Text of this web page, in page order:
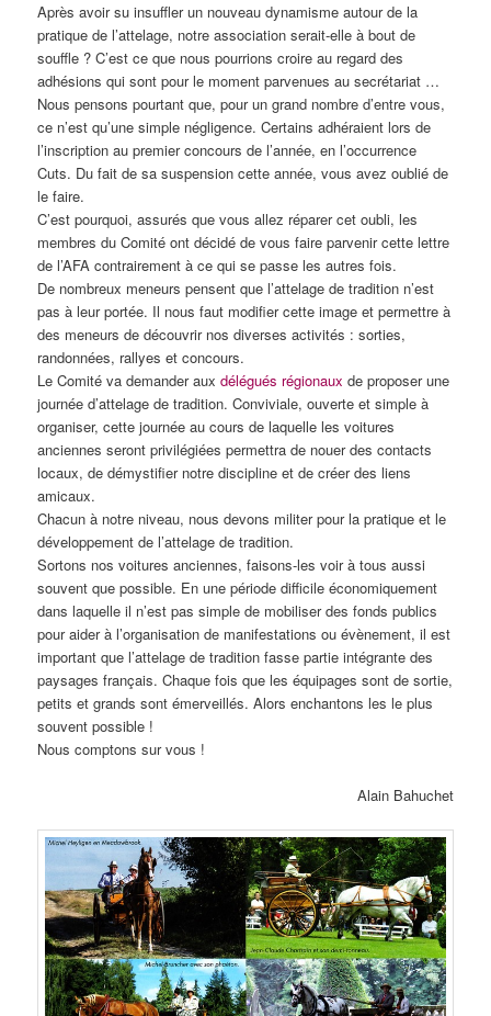
Après avoir su insuffler un nouveau dynamisme autour de la
pratique de l’attelage, notre association serait-elle à bout de
souffle ? C’est ce que nous pourrions croire au regard des
adhésions qui sont pour le moment parvenues au secrétariat …
Nous pensons pourtant que, pour un grand nombre d’entre vous,
ce n’est qu’une simple négligence. Certains adhéraient lors de
l’inscription au premier concours de l’année, en l’occurrence
Cuts. Du fait de sa suspension cette année, vous avez oublié de
le faire.
C’est pourquoi, assurés que vous allez réparer cet oubli, les
membres du Comité ont décidé de vous faire parvenir cette lettre
de l’AFA contrairement à ce qui se passe les autres fois.
De nombreux meneurs pensent que l’attelage de tradition n’est
pas à leur portée. Il nous faut modifier cette image et permettre à
des meneurs de découvrir nos diverses activités : sorties,
randonnées, rallyes et concours.
Le Comité va demander auxdélégués régionaux de proposer une
journée d’attelage de tradition. Conviviale, ouverte et simple à
organiser, cette journée au cours de laquelle les voitures
anciennes seront privilégiées permettra de nouer des contacts
locaux, de démystifier notre discipline et de créer des liens
amicaux.
Chacun à notre niveau, nous devons militer pour la pratique et le
développement de l’attelage de tradition.
Sortons nos voitures anciennes, faisons-les voir à tous aussi
souvent que possible. En une période difficile économiquement
dans laquelle il n’est pas simple de mobiliser des fonds publics
pour aider à l’organisation de manifestations ou évènement, il est
important que l’attelage de tradition fasse partie intégrante des
paysages français. Chaque fois que les équipages sont de sortie,
petits et grands sont émerveillés. Alors enchantons les le plus
souvent possible !
Nous comptons sur vous !
Alain Bahuchet